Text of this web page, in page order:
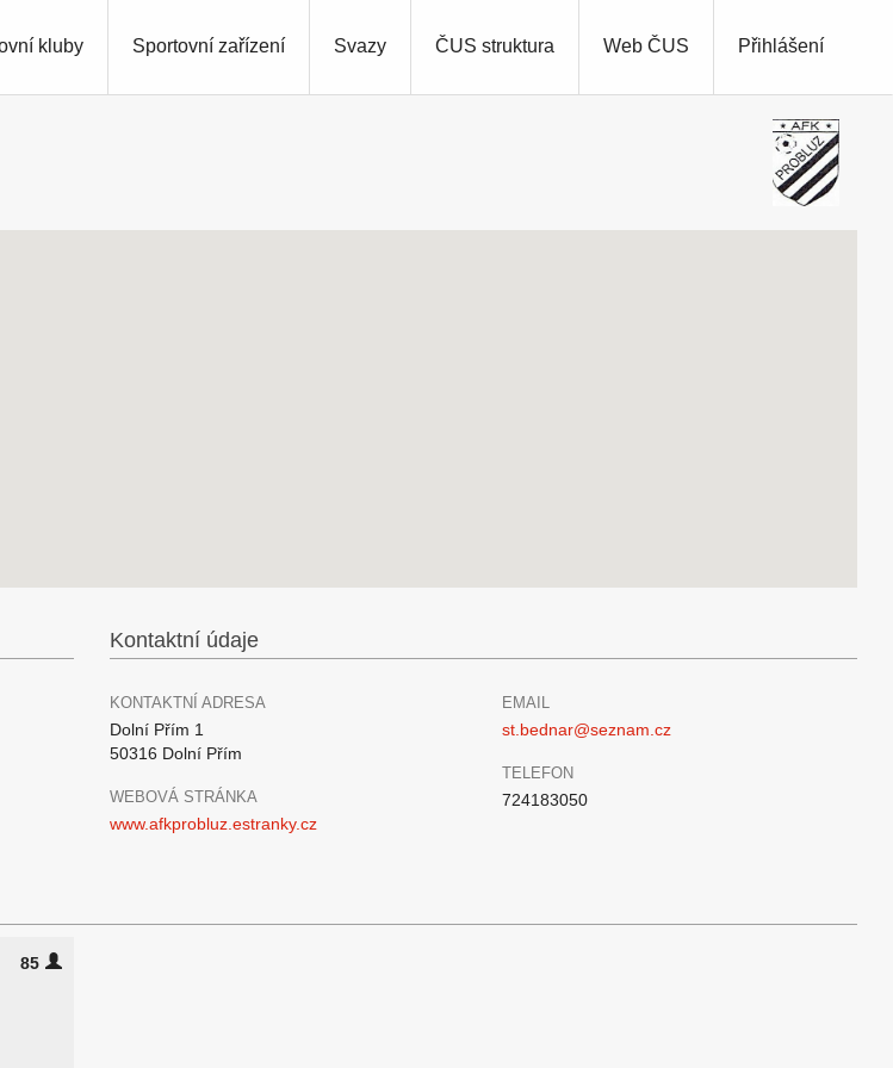
Přihlášení
kluby Sportovní zařízení Svazy ČUS struktura Web ČUS
Kontaktní údaje
KONTAKTNÍ ADRESA
Dolní Přím 1
50316 Dolní Přím
WEBOVÁ STRÁNKA
www.afkprobluz.estranky.cz
EMAIL
st.bednar@seznam.cz
TELEFON
724183050
85